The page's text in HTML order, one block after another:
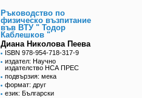
Ръководство по
физическо възпитание
във ВТУ " Тодор
Каблешков "
Диана Николова Пеева
ISBN 978-954-718-317-9
издател: Научно
издателство НСА ПРЕС
подвързия: мека
формат: друг
език: Български